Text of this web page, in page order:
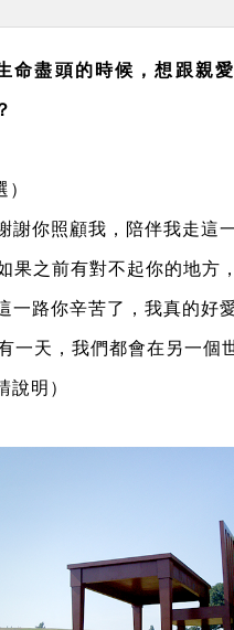
命盡頭的時候，想跟親
謝你照顧我，陪伴我走這一
果之前有對不起你的地方
一路你辛苦了，我真的好愛
一天，我們都會在另一個
說明）